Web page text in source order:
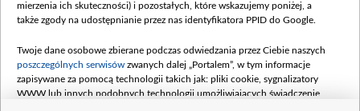
mierzenia ich skuteczności) i pozostałych, które wskazujemy poniżej, a
także zgody na udostępnianie przez nas identyfikatora PPID do Google.
Twoje dane osobowe zbierane podczas odwiedzania przez Ciebie naszych
poszczególnych serwisów zwanych dalej „Portalem”, w tym informacje
zapisywane za pomocą technologii takich jak: pliki cookie, sygnalizatory
WWW lub innych podobnych technologii umożliwiających świadczenie